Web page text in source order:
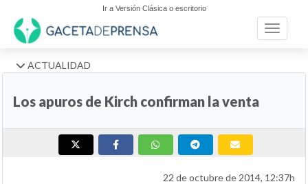
Ir a Versión Clásica o escritorio
Toggle
ACTUALIDAD
Los apuros de Kirch confirman la venta
22 de octubre de 2014, 12:37h